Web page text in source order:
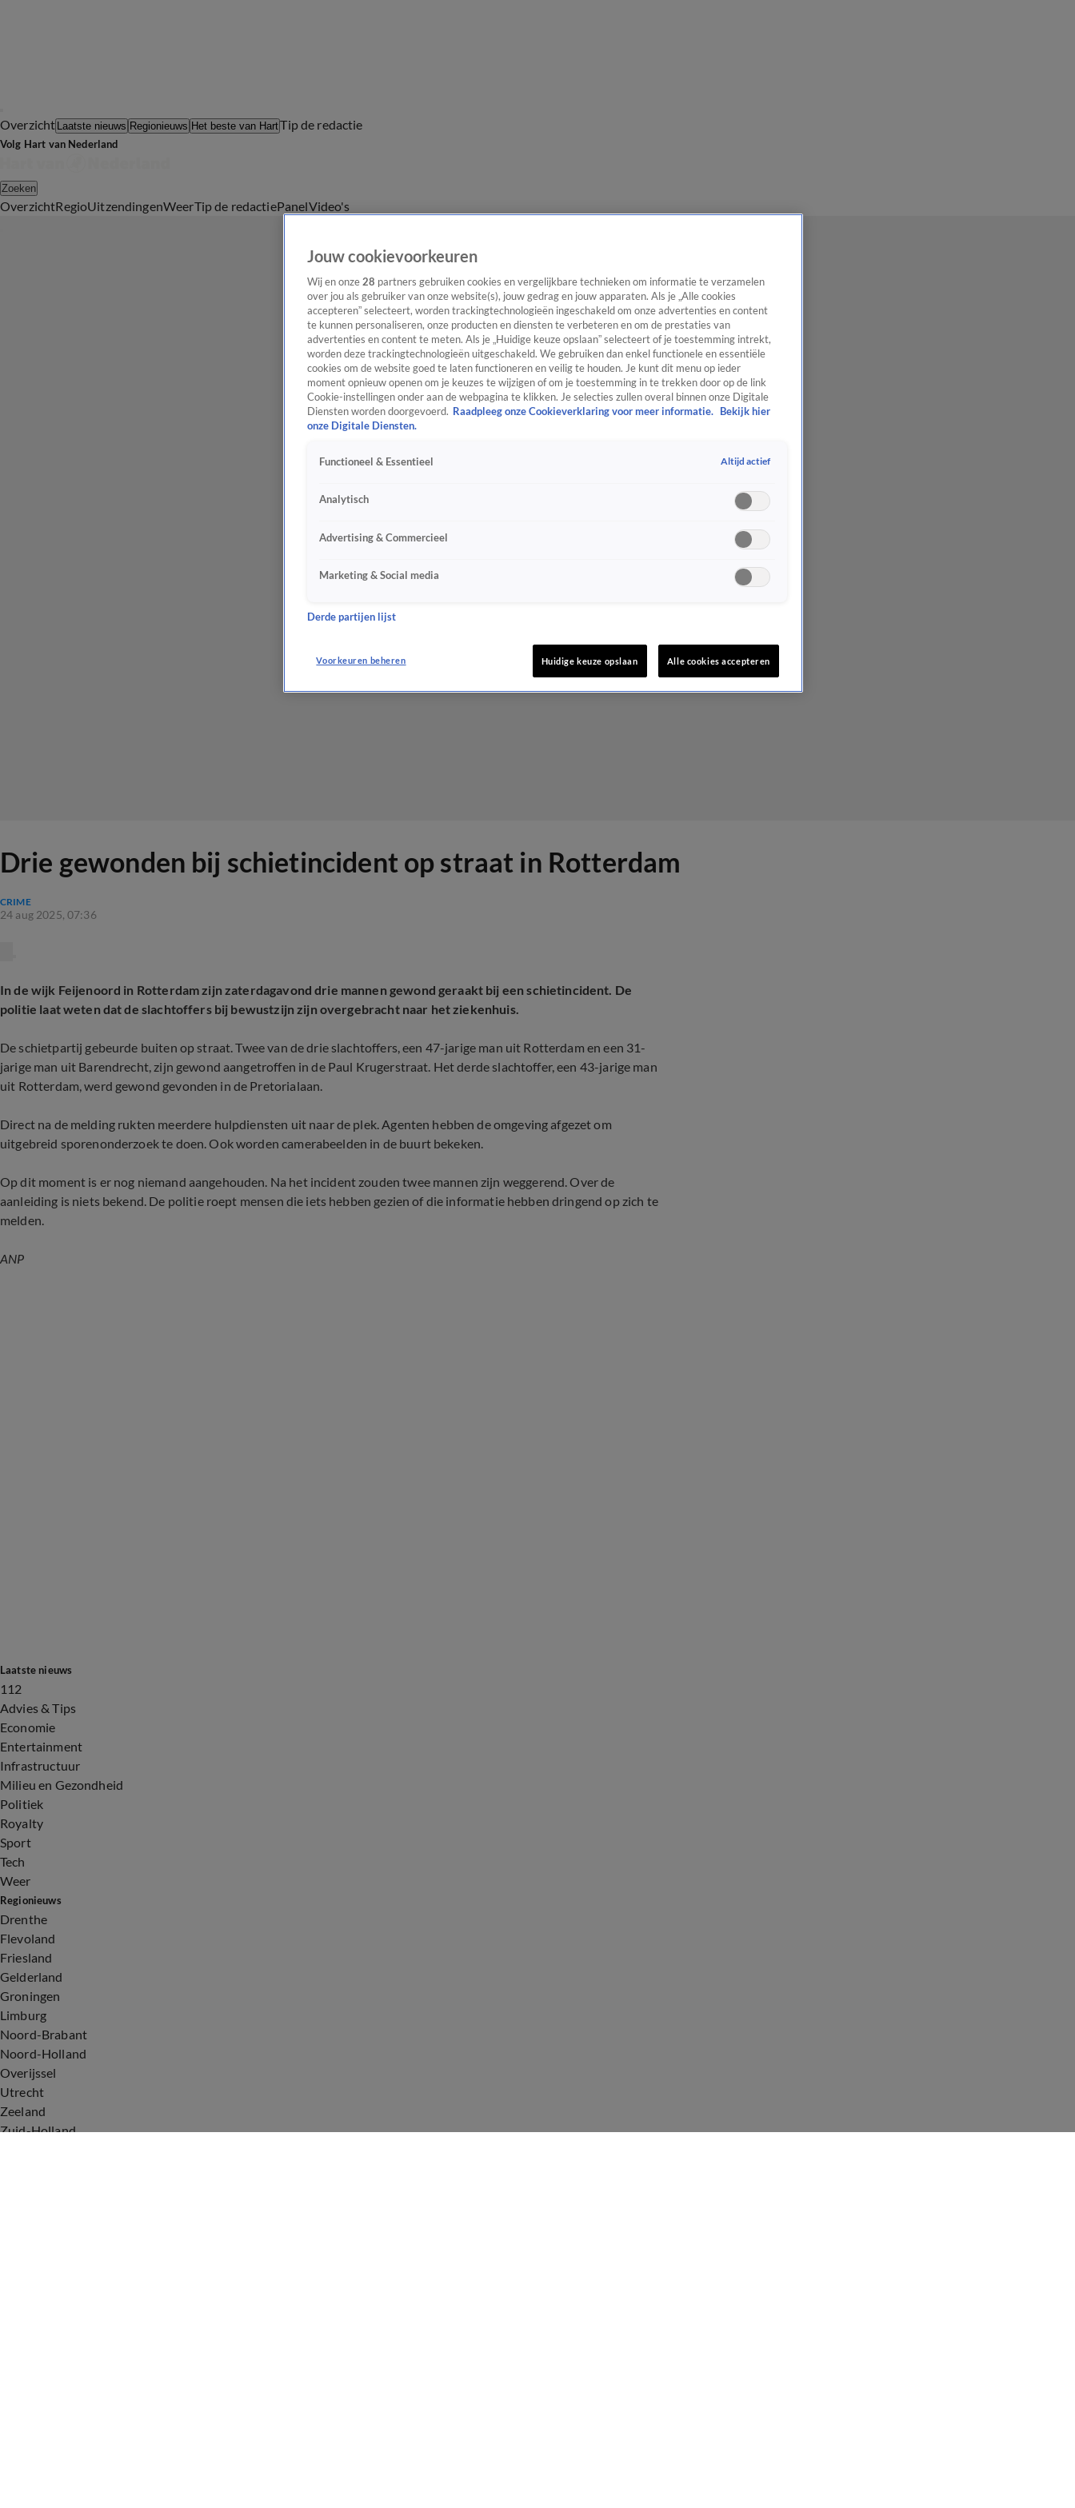
Overzicht Laatste nieuws Regionieuws Het beste van HartTip de redactie
Volg Hart van Nederland
Zoeken
OverzichtRegioUitzendingenWeerTip de redactiePanelVideo's
Drie gewonden bij schietincident op straat in Rotterdam
CRIME
24 aug 2025, 07:36
In de wijk Feijenoord in Rotterdam zijn zaterdagavond drie mannen gewond geraakt bij een schietincident. De
politie laat weten dat de slachtoffers bij bewustzijn zijn overgebracht naar het ziekenhuis.
De schietpartij gebeurde buiten op straat.Twee van de drie slachtoffers, een 47-jarige man uit Rotterdam en een 31-
jarige man uit Barendrecht, zijn gewond aangetroffen in de Paul Krugerstraat. Het derde slachtoffer, een 43-jarige man
uit Rotterdam, werd gewond gevonden in de Pretorialaan.
Direct na de melding rukten meerdere hulpdiensten uit naar de plek. Agenten hebben de omgeving afgezet om
uitgebreid sporenonderzoek te doen. Ook worden camerabeelden in de buurt bekeken.
Op dit moment is er nog niemand aangehouden. Na het incident zouden twee mannen zijn weggerend.Over de
aanleiding is niets bekend. De politie roept mensen die iets hebben gezien of die informatie hebben dringend op zich te
melden.
ANP
Laatste nieuws
112
Advies & Tips
Economie
Entertainment
Infrastructuur
Milieu en Gezondheid
Politiek
Royalty
Sport
Tech
Weer
Regionieuws
Drenthe
Flevoland
Friesland
Gelderland
Groningen
Limburg
Noord-Brabant
Noord-Holland
Overijssel
Utrecht
Zeeland
Zuid-Holland
Jouw cookievoorkeuren
Wij en onze 28 partners gebruiken cookies en vergelijkbare technieken om informatie te verzamelen
over jou als gebruiker van onze website(s), jouw gedrag en jouw apparaten. Als je „Alle cookies
accepteren” selecteert, worden trackingtechnologieën ingeschakeld om onze advertenties en content
te kunnen personaliseren, onze producten en diensten te verbeteren en om de prestaties van
advertenties en content te meten. Als je „Huidige keuze opslaan” selecteert of je toestemming intrekt,
worden deze trackingtechnologieën uitgeschakeld. We gebruiken dan enkel functionele en essentiële
cookies om de website goed te laten functioneren en veilig te houden. Je kunt dit menu op ieder
moment opnieuw openen om je keuzes te wijzigen of om je toestemming in te trekken door op de link
Cookie-instellingen onder aan de webpagina te klikken. Je selecties zullen overal binnen onze Digitale
Diensten worden doorgevoerd. Raadpleeg onze Cookieverklaring voor meer informatie. Bekijk hier
onze Digitale Diensten.
Functioneel & Essentieel Altijd actief
Analytisch
Advertising & Commercieel
Marketing & Social media
Derde partijen lijst
Voorkeuren beheren Huidige keuze opslaan Alle cookies accepteren